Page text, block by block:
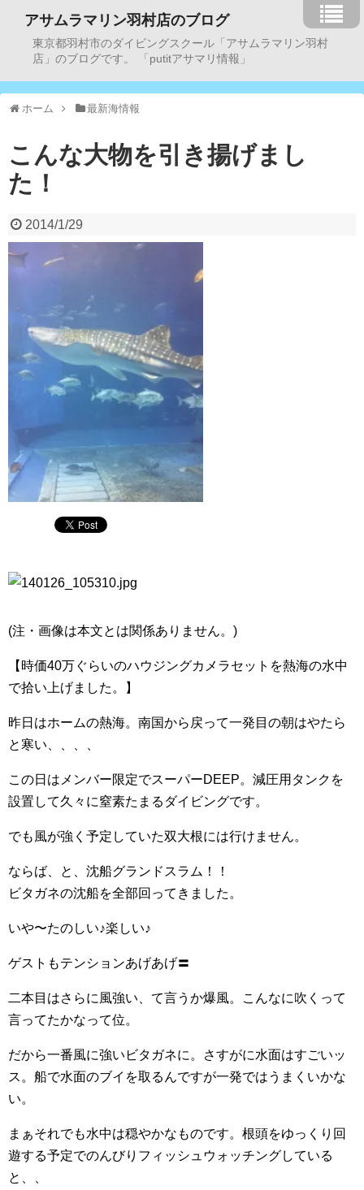
アサムラマリン羽村店のブログ
東京都羽村市のダイビングスクール「アサムラマリン羽村
店」のブログです。 「putitアサマリ情報」
ホーム 最新海情報
こんな大物を引き揚げまし
た！
2014/1/29
(注・画像は本文とは関係ありません。)
【時価40万ぐらいのハウジングカメラセットを熱海の水中
で拾い上げました。】
昨日はホームの熱海。南国から戻って一発目の朝はやたら
と寒い、、、、
この日はメンバー限定でスーパーDEEP。減圧用タンクを
設置して久々に窒素たまるダイビングです。
でも風が強く予定していた双大根には行けません。
ならば、と、沈船グランドスラム！！
ビタガネの沈船を全部回ってきました。
いや〜たのしい♪楽しい♪
ゲストもテンションあげあげ〓
二本目はさらに風強い、て言うか爆風。こんなに吹くって
言ってたかなって位。
だから一番風に強いビタガネに。さすがに水面はすごいッ
ス。船で水面のブイを取るんですが一発ではうまくいかな
い。
まぁそれでも水中は穏やかなものです。根頭をゆっくり回
遊する予定でのんびりフィッシュウォッチングしている
と、、